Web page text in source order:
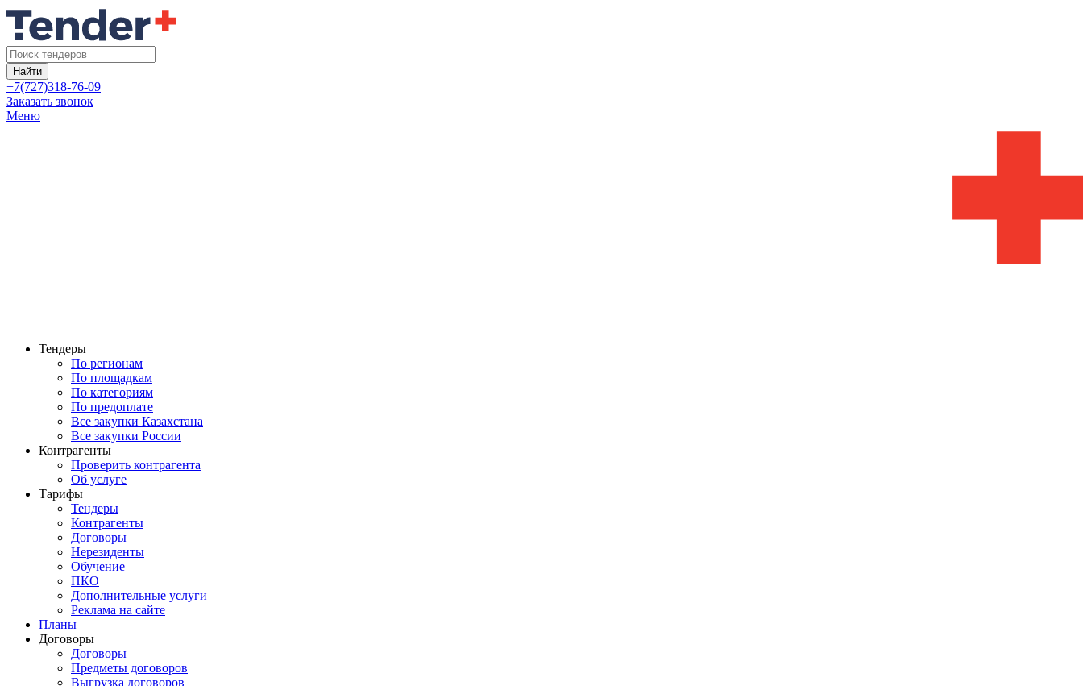
Найти
+7(727)318-76-09
Заказать звонок
Меню
Тендеры
По регионам
По площадкам
По категориям
По предоплате
Все закупки Казахстана
Все закупки России
Контрагенты
Проверить контрагента
Об услуге
Тарифы
Тендеры
Контрагенты
Договоры
Нерезиденты
Обучение
ПКО
Дополнительные услуги
Реклама на сайте
Планы
Договоры
Договоры
Предметы договоров
Выгрузка договоров